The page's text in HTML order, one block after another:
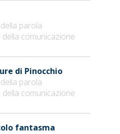
parola
della comunicazione
di Pinocchio
parola
della comunicazione
fantasma